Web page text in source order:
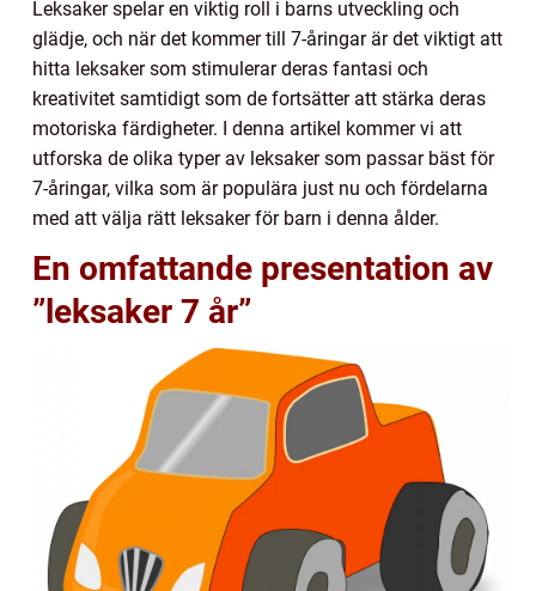
Leksaker spelar en viktig roll i barns utveckling och
glädje, och när det kommer till 7-åringar är det viktigt att
hitta leksaker som stimulerar deras fantasi och
kreativitet samtidigt som de fortsätter att stärka deras
motoriska färdigheter. I denna artikel kommer vi att
utforska de olika typer av leksaker som passar bäst för
7-åringar, vilka som är populära just nu och fördelarna
med att välja rätt leksaker för barn i denna ålder.
En omfattande presentation av
”leksaker 7 år”